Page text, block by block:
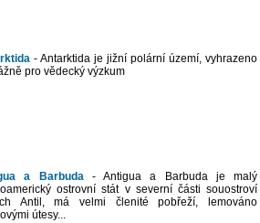
- Antarktida je jižní polární území, vyhrazeno
pro vědecký výzkum
a Barbuda- Antigua a Barbuda je malý
ostrovní stát v severní části souostroví
Antil, má velmi členité pobřeží, lemováno
útesy...